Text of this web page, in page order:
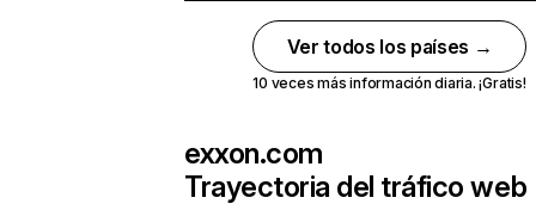
Ver todos los países →
10 veces más información diaria. ¡Gratis!
exxon.com
Trayectoria del tráfico web